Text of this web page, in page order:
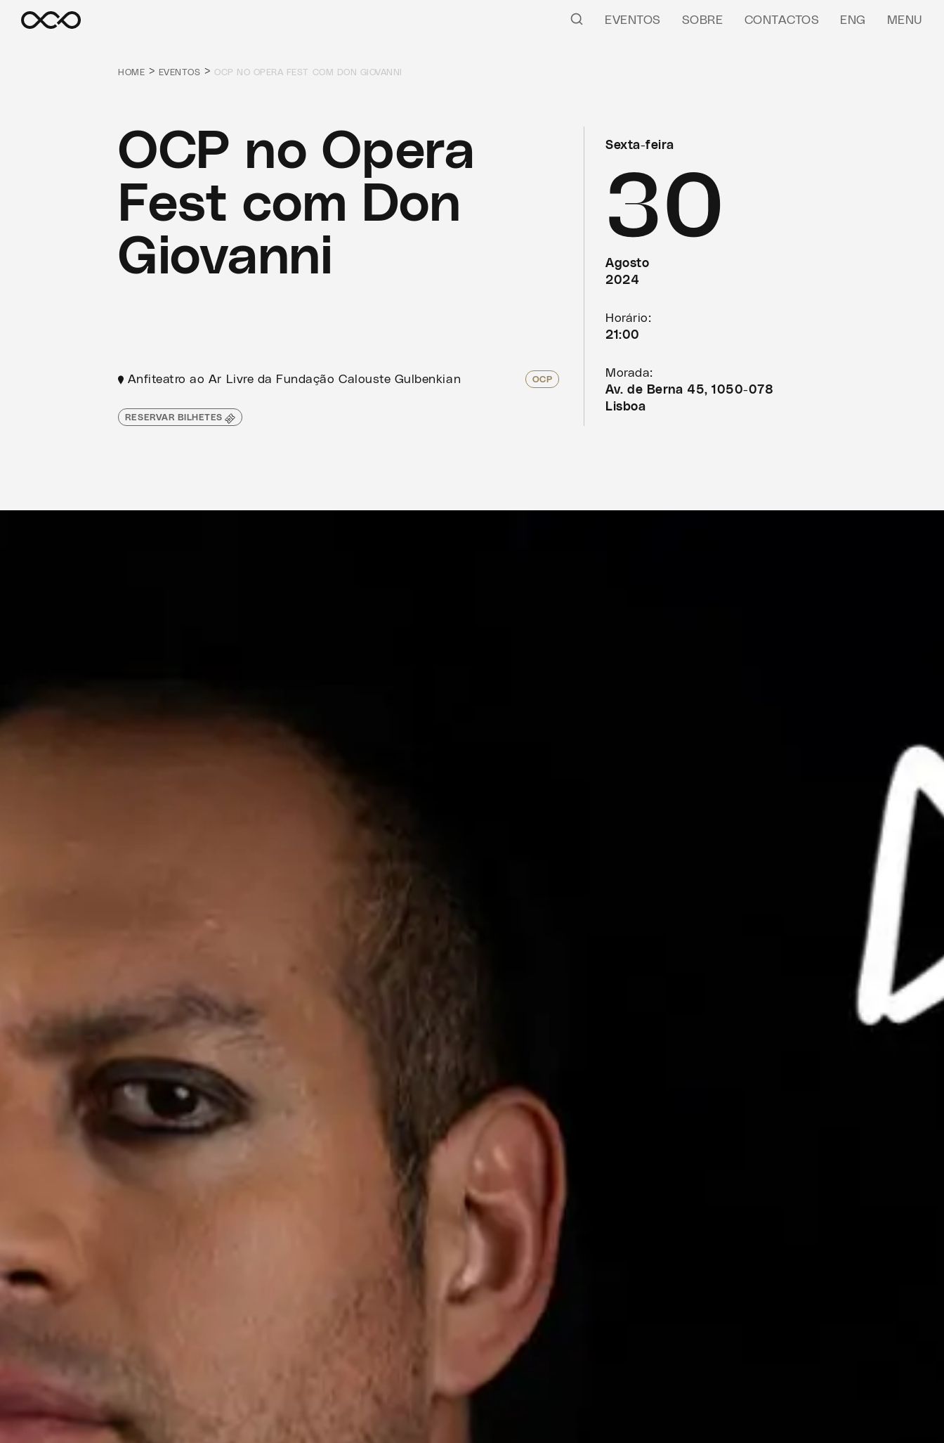
EVENTOS SOBRE CONTACTOS ENG MENU
HOME > EVENTOS >OCP NO OPERA FEST COM DON GIOVANNI
OCP no Opera
Fest com Don
Giovanni
Anfiteatro ao Ar Livre da Fundação Calouste Gulbenkian OCP
RESERVAR BILHETES
Sexta-feira
30
Agosto
2024
Horário:
21:00
Morada:
Av. de Berna 45, 1050-078
Lisboa